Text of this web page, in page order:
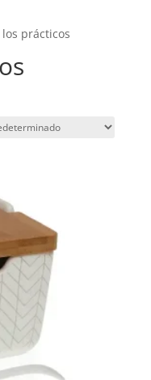
los prácticos